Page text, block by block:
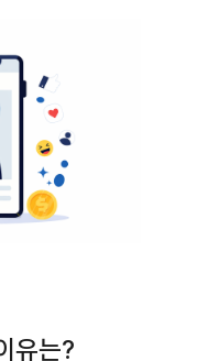
유는?